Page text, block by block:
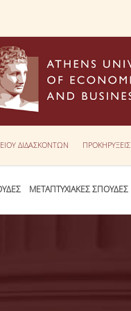
ΔΙΔΑΣΚΟΝΤΩΝ ΠΡΟΚΗΡΥΞΕΙΣ
ΜΕΤΑΠΤΥΧΙΑΚΕΣ ΣΠΟΥΔΕΣ